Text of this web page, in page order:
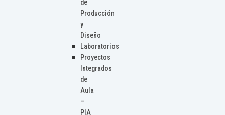
de
Producción
y
Diseño
Laboratorios
Proyectos
Integrados
de
Aula
–
PIA